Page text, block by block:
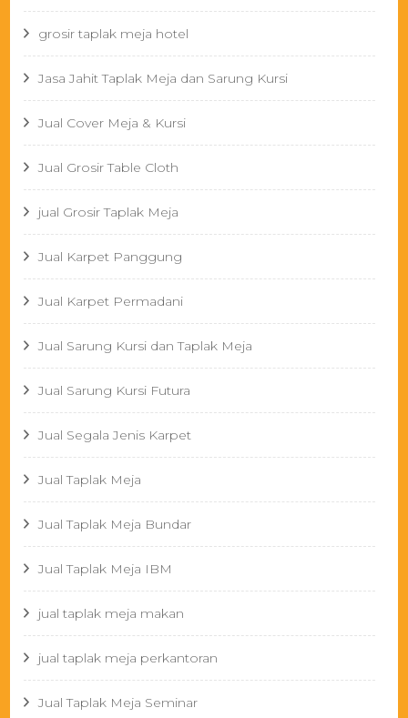
grosir taplak meja hotel
Jasa Jahit Taplak Meja dan Sarung Kursi
Jual Cover Meja & Kursi
Jual Grosir Table Cloth
jual Grosir Taplak Meja
Jual Karpet Panggung
Jual Karpet Permadani
Jual Sarung Kursi dan Taplak Meja
Jual Sarung Kursi Futura
Jual Segala Jenis Karpet
Jual Taplak Meja
Jual Taplak Meja Bundar
Jual Taplak Meja IBM
jual taplak meja makan
jual taplak meja perkantoran
Jual Taplak Meja Seminar